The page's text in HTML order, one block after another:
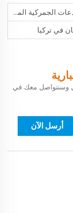
الجمركية المعفاة
في تركيا
وسنتواصل معك في
أرسل الآن